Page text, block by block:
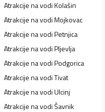
Atrakcije na vodiKolašin
Atrakcije na vodiMojkovac
Atrakcije na vodiPetnjica
Atrakcije na vodiPljevlja
Atrakcije na vodiPodgorica
Atrakcije na vodiTivat
Atrakcije na vodiUlcinj
Atrakcije na vodiŠavnik